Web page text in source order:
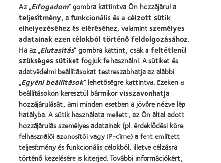
Karrierlehetőségek a CooperVisionnél
Hírközpont
Kapcsolat
Jogi információk
Adatvédelmi szabályzat
Cookie szabályzat
Hozzászólásokkal kapcsolatos irányelvek
Illesztői oldal
Az „Elfogadom” gombra kattintva Ön hozzájárul a
teljesítmény, afunkcionálisésa célzott sütik
elhelyezéséhez és eléréséhez, valamintszemélyes
adatainak ezen célokból történő feldolgozásához.
Ha az „Elutasítás” gombra kattint, csaka feltétlenül
szükséges sütiket fogjuk felhasználni. A sütiket és
adatvédelmi beállításokat testreszabhatja az alábbi
„Egyéni beállítások” lehetőségre kattintva. Ezeken a
beállításokon keresztül bármikorvisszavonhatja
hozzájárulását, ami minden esetben a jövőre nézve lép
hatályba. A sütik használata mellett, az Ön által adott
hozzájárulás személyes adatainak (pl. érdeklődési köre,
felhasználói azonosítói vagy IP-címe) a fent említett
teljesítmény és funkcionális célokból, illetve célzásra
történő kezelésére is kiterjed. További információkért,